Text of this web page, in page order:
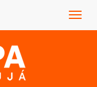
Menu